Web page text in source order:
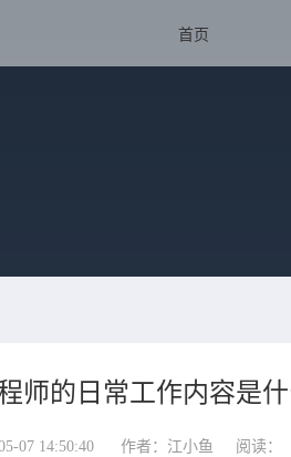
首页
师的日常工作内容是什
07 14:50:40 作者：江小鱼 阅读：